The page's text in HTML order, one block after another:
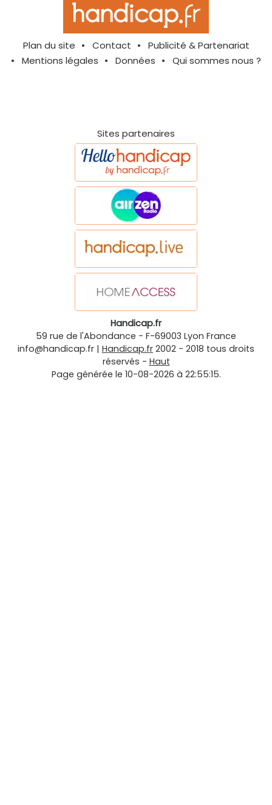
Plan du site Contact
Publicité & Partenariat
Mentions légales
Données Qui sommes nous ?
Sites partenaires
Handicap.fr
59 rue de l'Abondance - F-69003 Lyon France
info@handicap.fr | Handicap.fr 2002 - 2018 tous droits
réservés - Haut
Page générée le 10-08-2026 à 22:55:15.